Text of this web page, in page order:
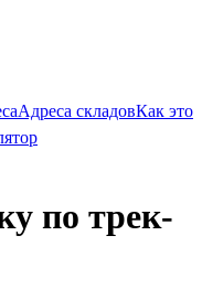
Адреса складовКак это
по трек-